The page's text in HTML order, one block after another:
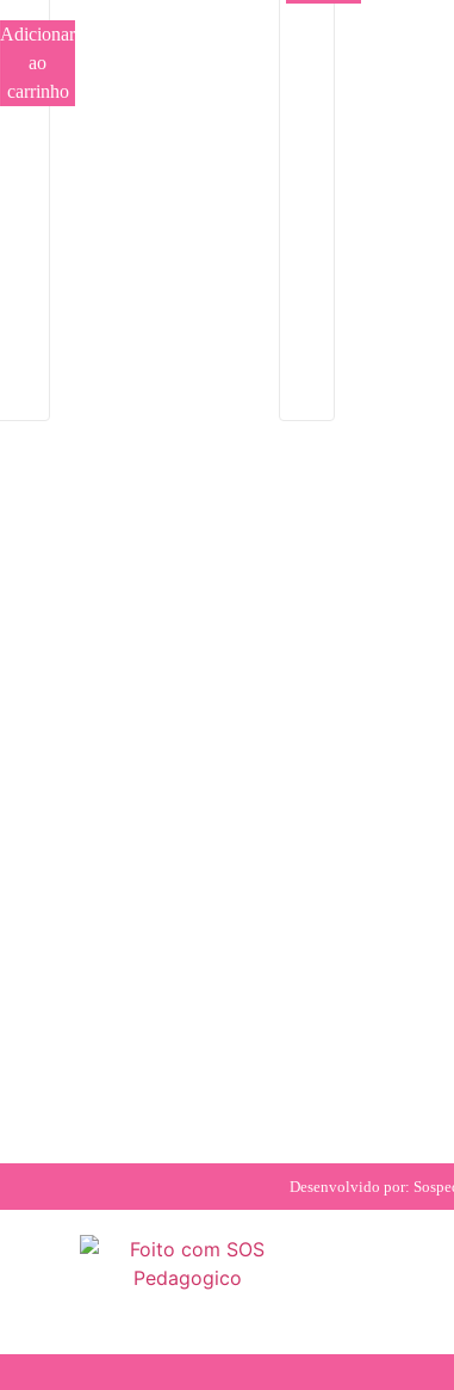
Adicionar
ao
carrinho
Desenvolvido por: